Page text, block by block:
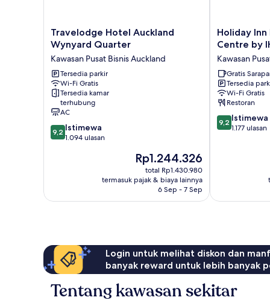
Travelodge
Hotel
Auckland
Wynyard
Quarter
Kawasan
Pusat
Bisnis
Auckland
Travelodge Hotel Auckland
Wynyard Quarter
Kawasan Pusat Bisnis Auckland
Tersedia parkir
Wi-Fi Gratis
Tersedia kamar
terhubung
AC
9.2
dari
9,2 Istimewa
1.094 ulasan
Harga
sekarang
Rp1.244.326
Rp1.244.326
total Rp1.430.980
termasuk pajak & biaya lainnya
6 Sep - 7 Sep
Holiday
Inn
Auckland
City
Centre
by
IHG
Kawasan
Pusat
Holiday Inn
Centre by
Kawasan
Gratis
Tersedia
Wi-Fi Gratis
Restoran
9.2
dari
9,2 Istimewa
1.177 ulasan
Login untuk melihat diskon dan
banyak reward untuk lebih banyak
Tentang kawasan sekitar